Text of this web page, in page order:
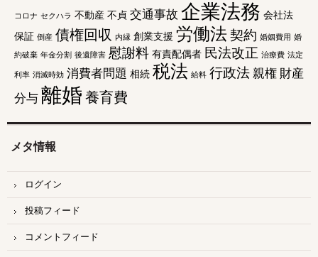
コロナ セクハラ 不動産 不貞 交通事故 企業法務 会社法
保証 倒産 債権回収 内縁 創業支援 労働法契約 婚姻費用 婚
約破棄 年金分割 後遺障害 慰謝料 有責配偶者 民法改正 治療費 法定
利率 消滅時効 消費者問題 相続 税法 給料 行政法 親権 財産
分与 離婚 養育費
メタ情報
ログイン
投稿フィード
コメントフィード